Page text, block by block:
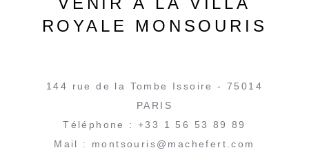
ROYALE MONSOURIS
144 rue de la Tombe Issoire - 75014
PARIS
Téléphone : +33 1 56 53 89 89
Mail : montsouris@machefert.com